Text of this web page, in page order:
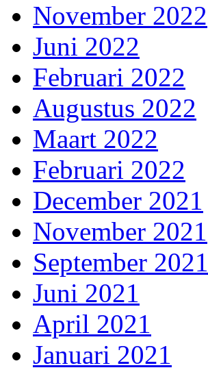
November 2022
Juni 2022
Februari 2022
Augustus 2022
Maart 2022
Februari 2022
December 2021
November 2021
September 2021
Juni 2021
April 2021
Januari 2021